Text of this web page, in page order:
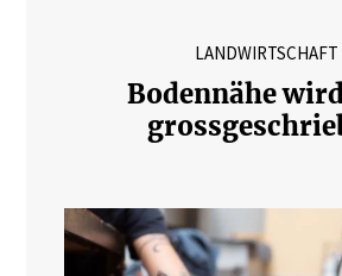
LANDWIRTSCHAFT
Bodennähe